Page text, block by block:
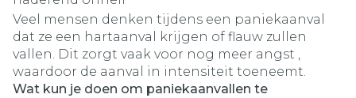
Veel mensen denken tijdens een paniekaanval
dat ze een hartaanval krijgen of flauw zullen
vallen. Dit zorgt vaak voor nog meer angst ,
waardoor de aanval in intensiteit toeneemt.
Wat kun je doen om paniekaanvallen te